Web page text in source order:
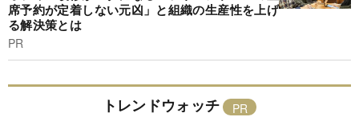
席予約が定着しない元凶」と組織の生産性を上げ
る解決策とは
PR
トレンドウォッチ